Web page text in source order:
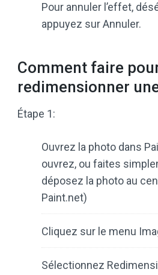
Pour annuler l’effet,
appuyez sur Annuler.
Comment faire
redimensionner
Étape 1:
Ouvrez la photo dans
ouvrez, ou faites
déposez la photo au
Paint.net)
Cliquez sur le menu
Sélectionnez